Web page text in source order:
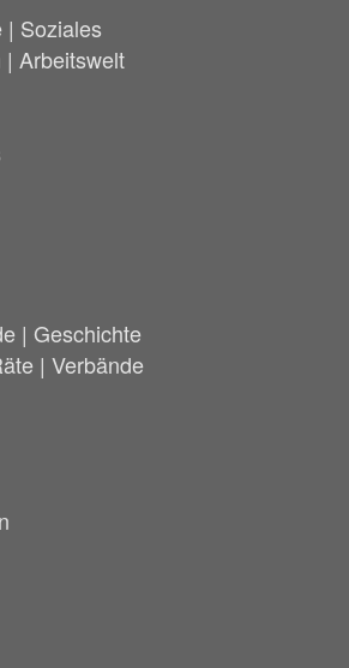
| Soziales
Arbeitswelt
| Geschichte
| Verbände